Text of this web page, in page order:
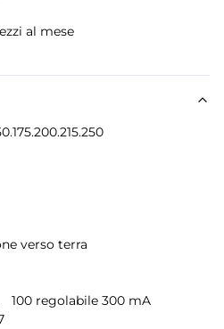
al mese
verso terra
100 regolabile 300 mA